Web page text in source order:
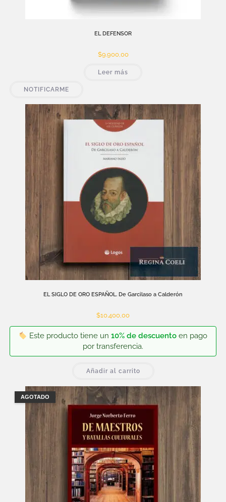
EL DEFENSOR
$9.900,00
Leer más
NOTIFICARME
EL SIGLO DE ORO ESPAÑOL. De Garcilaso a Calderón
$10.400,00
Este producto tiene un10% de descuento en pago
por transferencia.
Añadir al carrito
AGOTADO